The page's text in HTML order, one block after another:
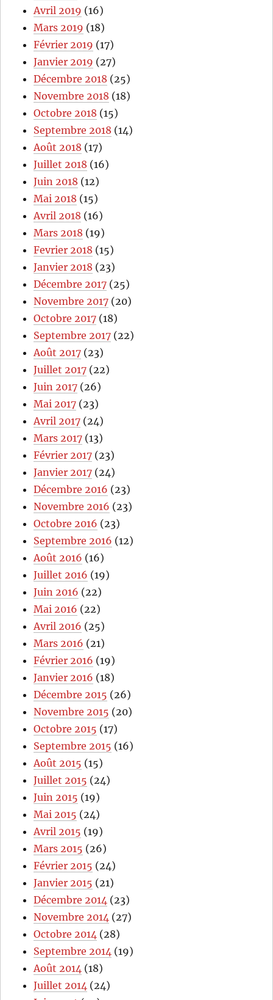
Avril 2019 (16)
Mars 2019 (18)
Février 2019 (17)
Janvier 2019 (27)
Décembre 2018 (25)
Novembre 2018 (18)
Octobre 2018 (15)
Septembre 2018 (14)
Août 2018 (17)
Juillet 2018 (16)
Juin 2018 (12)
Mai 2018 (15)
Avril 2018 (16)
Mars 2018 (19)
Fevrier 2018 (15)
Janvier 2018 (23)
Décembre 2017 (25)
Novembre 2017 (20)
Octobre 2017 (18)
Septembre 2017 (22)
Août 2017 (23)
Juillet 2017 (22)
Juin 2017 (26)
Mai 2017 (23)
Avril 2017 (24)
Mars 2017 (13)
Février 2017 (23)
Janvier 2017 (24)
Décembre 2016 (23)
Novembre 2016 (23)
Octobre 2016 (23)
Septembre 2016 (12)
Août 2016 (16)
Juillet 2016 (19)
Juin 2016 (22)
Mai 2016 (22)
Avril 2016 (25)
Mars 2016 (21)
Février 2016 (19)
Janvier 2016 (18)
Décembre 2015 (26)
Novembre 2015 (20)
Octobre 2015 (17)
Septembre 2015 (16)
Août 2015 (15)
Juillet 2015 (24)
Juin 2015 (19)
Mai 2015 (24)
Avril 2015 (19)
Mars 2015 (26)
Février 2015 (24)
Janvier 2015 (21)
Décembre 2014 (23)
Novembre 2014 (27)
Octobre 2014 (28)
Septembre 2014 (19)
Août 2014 (18)
Juillet 2014 (24)